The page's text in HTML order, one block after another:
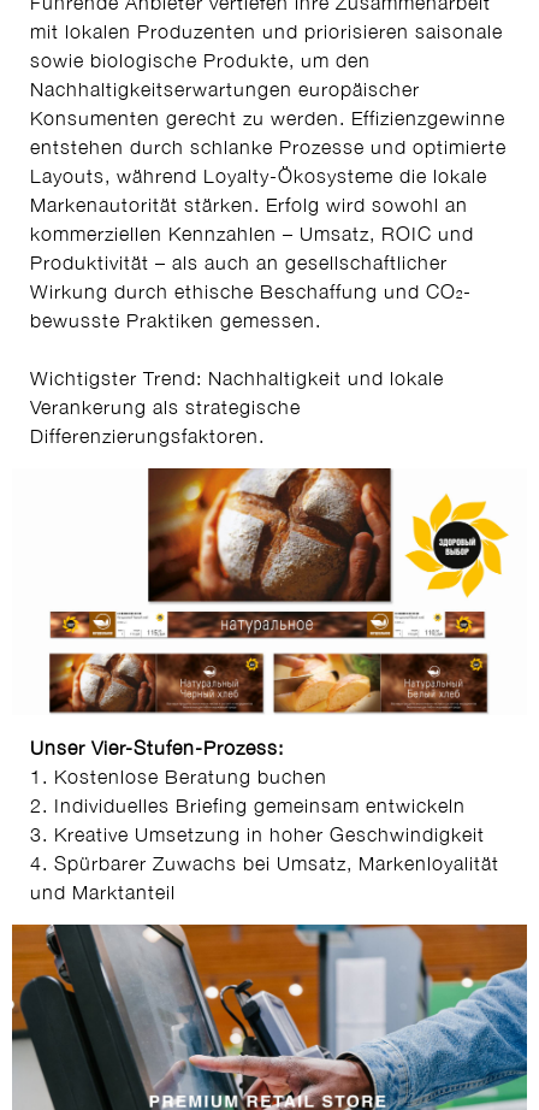
mit lokalen Produzenten und priorisieren saisonale
sowie biologische Produkte, um den
Nachhaltigkeitserwartungen europäischer
Konsumenten gerecht zu werden. Effizienzgewinne
entstehen durch schlanke Prozesse und optimierte
Layouts, während Loyalty-Ökosysteme die lokale
Markenautorität stärken. Erfolg wird sowohl an
kommerziellen Kennzahlen – Umsatz, ROIC und
Produktivität – als auch an gesellschaftlicher
Wirkung durch ethische Beschaffung und CO₂-
bewusste Praktiken gemessen.
Wichtigster Trend: Nachhaltigkeit und lokale
Verankerung als strategische
Differenzierungsfaktoren.
Unser Vier-Stufen-Prozess:
1. Kostenlose Beratung buchen
2. Individuelles Briefing gemeinsam entwickeln
3. Kreative Umsetzung in hoher Geschwindigkeit
4. Spürbarer Zuwachs bei Umsatz, Markenloyalität
und Marktanteil